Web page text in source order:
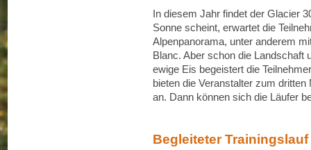
In diesem Jahr findet der Glacier
Sonne scheint, erwartet die
Alpenpanorama, unter anderem
Blanc. Aber schon die Landschaft
ewige Eis begeistert die
bieten die Veranstalter zum
an. Dann können sich die Läufer
Begleiteter Trainingslauf